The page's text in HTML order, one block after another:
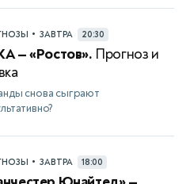
• ЗАВТРА 20:30
— «Ростов». Прогноз и
снова сыграют
• ЗАВТРА 18:00